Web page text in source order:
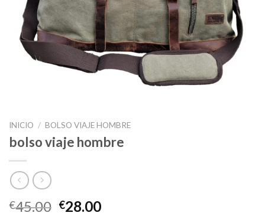
INICIO / BOLSO VIAJE HOMBRE
bolso viaje hombre
€45.00 €28.00